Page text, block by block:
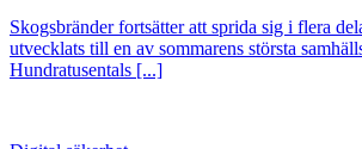
Skogsbränder fortsätter att sprida sig i flera
utvecklats till en av sommarens största
Hundratusentals [...]